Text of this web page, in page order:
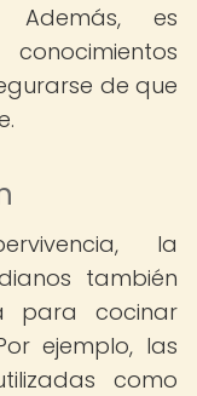
Además, es
de que
la
también
para cocinar
ejemplo, las
como